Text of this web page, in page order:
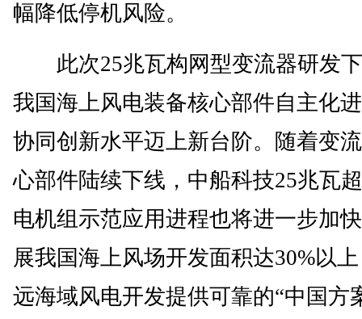
幅降低停机风险。
此次25兆瓦构网型变流器研发下
我国海上风电装备核心部件自主化
协同创新水平迈上新台阶。随着变
心部件陆续下线，中船科技25兆瓦
电机组示范应用进程也将进一步加
展我国海上风场开发面积达30%以
远海域风电开发提供可靠的“中国方